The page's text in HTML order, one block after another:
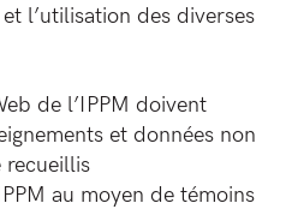
l’utilisation des diverses
de l’IPPM doivent
et données non
recueillis
au moyen de témoins